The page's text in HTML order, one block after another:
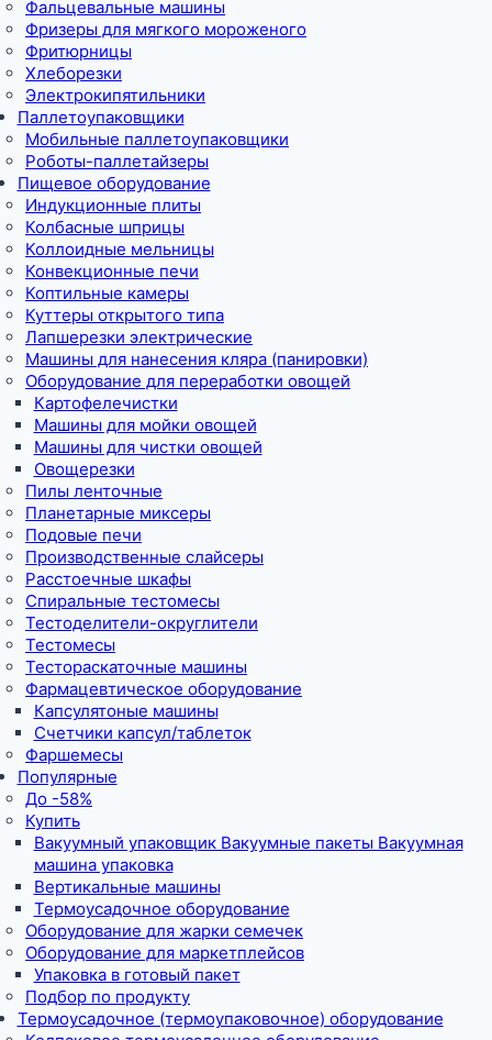
Фальцевальные машины
Фризеры для мягкого мороженого
Фритюрницы
Хлеборезки
Электрокипятильники
Паллетоупаковщики
Мобильные паллетоупаковщики
Роботы-паллетайзеры
Пищевое оборудование
Индукционные плиты
Колбасные шприцы
Коллоидные мельницы
Конвекционные печи
Коптильные камеры
Куттеры открытого типа
Лапшерезки электрические
Машины для нанесения кляра (панировки)
Оборудование для переработки овощей
Картофелечистки
Машины для мойки овощей
Машины для чистки овощей
Овощерезки
Пилы ленточные
Планетарные миксеры
Подовые печи
Производственные слайсеры
Расстоечные шкафы
Спиральные тестомесы
Тестоделители-округлители
Тестомесы
Тестораскаточные машины
Фармацевтическое оборудование
Капсулятоные машины
Счетчики капсул/таблеток
Фаршемесы
Популярные
До -58%
Купить
Вакуумный упаковщик Вакуумные пакеты Вакуумная
машина упаковка
Вертикальные машины
Термоусадочное оборудование
Оборудование для жарки семечек
Оборудование для маркетплейсов
Упаковка в готовый пакет
Подбор по продукту
Термоусадочное (термоупаковочное) оборудование